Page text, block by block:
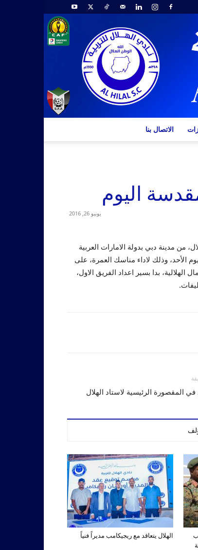
الاتصال بنا
اليوم
يونيو 26, 2016
من مدينة دبي بدولة الامارات العربية
الأحد، وذلك لاداء مناسك العمرة، على
بدا بسير اعداد الفريق الاول،
في المقصورة الرئيسية لاستاد الهلال
الهلال يتعاقد مع ريجيكامب مديراً فنياً